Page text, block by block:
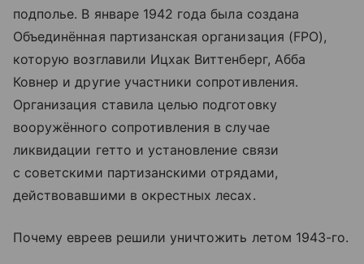
подполье. В январе 1942 года была создана
Объединённая партизанская организация (FPO),
которую возглавили Ицхак Виттенберг, Абба
Ковнер и другие участники сопротивления.
Организация ставила целью подготовку
вооружённого сопротивления в случае
ликвидации гетто и установление связи
с советскими партизанскими отрядами,
действовавшими в окрестных лесах.
Почему евреев решили уничтожить летом 1943-го.